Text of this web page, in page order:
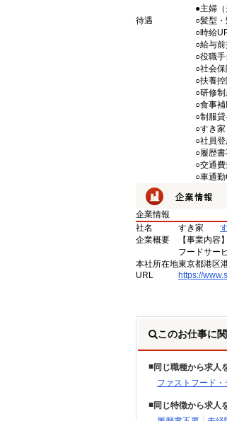
●主婦
待遇
○髪型
○時給
○給与前
○役職手
○社会
○扶養
○研修制
○食事補
○制服
○すき
○社員登
○履歴
○交通
○車通
企業情報
社名
すき家
企業概要
【事業内容】
フードサー
本社所在地東京都港区
URL
https://
このお仕事に
同じ職種から求人
ファストフード・
同じ特徴から求人